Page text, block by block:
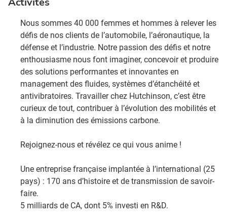
Nous sommes 40 000 femmes et hommes à relever les
défis de nos clients de l’automobile, l’aéronautique, la
défense et l’industrie. Notre passion des défis et notre
enthousiasme nous font imaginer, concevoir et produire
des solutions performantes et innovantes en
management des fluides, systèmes d’étanchéité et
antivibratoires. Travailler chez Hutchinson, c’est être
curieux de tout, contribuer à l’évolution des mobilités et
à la diminution des émissions carbone. ​
Rejoignez-nous et révélez ce qui vous anime !​
Une entreprise française implantée à l’international (25
pays) : 170 ans d’histoire et de transmission de savoir-
faire.​
5 milliards de CA, dont 5% investi en R&D​.